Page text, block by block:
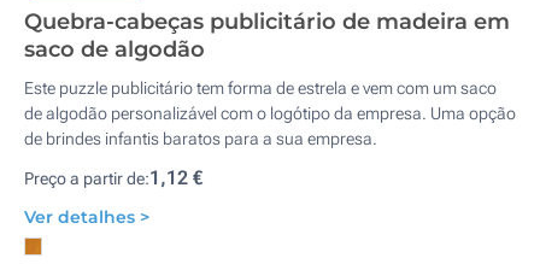
Quebra-cabeças publicitário de madeira em
saco de algodão
Este puzzle publicitário tem forma de estrela e vem com um saco
de algodão personalizável com o logótipo da empresa. Uma opção
de brindes infantis baratos para a sua empresa.
Preço a partir de:1,12 €
Ver detalhes >